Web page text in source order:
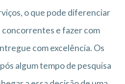
o que pode diferenciar
concorrentes e fazer com
com excelência. Os
algum tempo de pesquisa